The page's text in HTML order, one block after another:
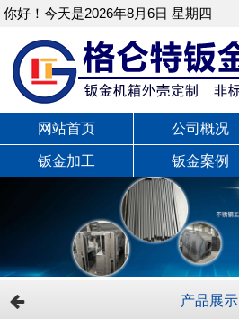
你好！今天是2026年8月6日 星期四
网站首页 公司概况
钣金加工 钣金案例
产品展示